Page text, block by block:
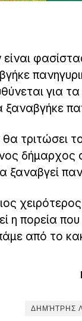
για
τριτώσει
δήμαρχος
ξαναβγεί
η πορεία
από το
ΔΗΜΉΤΡΗΣ